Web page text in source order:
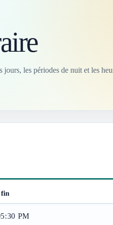
les périodes de nuit et les
fin